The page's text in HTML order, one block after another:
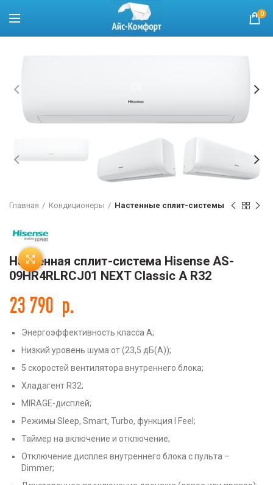
0
Нажмите, чтобы увеличить
Главная Кондиционеры Настенные сплит-системы
Настенная сплит-система Hisense AS-
09HR4RLRCJ01 NEXT Classic A R32
23 790 р.
Энергоэффективность класса А;
Низкий уровень шума от (23,5 дБ(А));
5 скоростей вентилятора внутреннего блока;
Хладагент R32;
MIRAGE-дисплей;
Режимы Sleep, Smart, Turbo, функция I Feel;
Таймер на включение и отключение;
Отключение дисплея внутреннего блока с пульта –
Dimmer;